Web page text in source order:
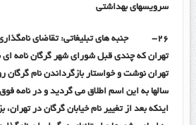
سرویسهای بهداشتی
۲۶-
جنبه های تبلیغاتی: تقاضای
تهران که چندی قبل شورای شهر گرگان نامه
تهران نوشت و خواستار بازگرداندن نام گرگان
سالها به این اسم اطلاق می گردید و در نامه
اینکه بعد از تغییر نام خیابان گرگان در تهران،